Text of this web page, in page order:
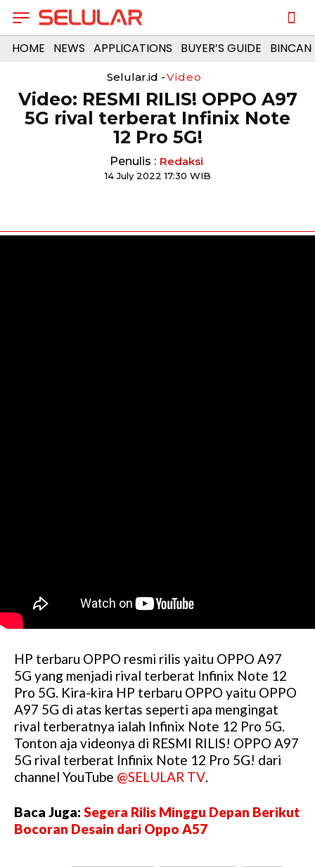
HOME NEWS APPLICATIONS BUYER’S GUIDE
Selular.id -Video
Video: RESMI RILIS! OPPO A97
5G rival terberat Infinix Note
12 Pro 5G!
Penulis : Redaksi
14 July 2022 17:30 WIB
HP terbaru OPPO resmi rilis yaitu OPPO A97
5G yang menjadi rival terberat Infinix Note 12
Pro 5G. Kira-kira HP terbaru OPPO yaitu OPPO
A97 5G di atas kertas seperti apa mengingat
rival terberatnya ialah Infinix Note 12 Pro 5G.
Tonton aja videonya di RESMI RILIS! OPPO A97
5G rival terberat Infinix Note 12 Pro 5G! dari
channel YouTube @SELULAR TV.
Baca Juga: Segera Rilis Minggu Depan Berikut
Bocoran Desain dari Oppo A57